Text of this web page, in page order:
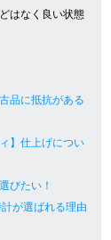
斎橋店
ログ
はなく良い状態
品に抵抗がある
】仕上げについ
びたい！
が選ばれる理由